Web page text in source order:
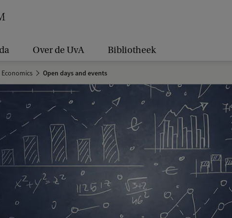
Over de UvA Bibliotheek
Open days and events